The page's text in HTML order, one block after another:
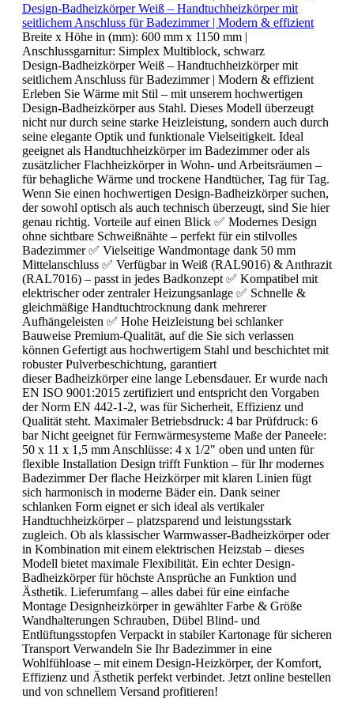
Design-Badheizkörper Weiß – Handtuchheizkörper mit
seitlichem Anschluss für Badezimmer | Modern & effizient
Breite x Höhe in (mm): 600 mm x 1150 mm |
Anschlussgarnitur: Simplex Multiblock, schwarz
Design-Badheizkörper Weiß – Handtuchheizkörper mit
seitlichem Anschluss für Badezimmer | Modern & effizient
Erleben Sie Wärme mit Stil – mit unserem hochwertigen
Design-Badheizkörper aus Stahl. Dieses Modell überzeugt
nicht nur durch seine starke Heizleistung, sondern auch durch
seine elegante Optik und funktionale Vielseitigkeit. Ideal
geeignet als Handtuchheizkörper im Badezimmer oder als
zusätzlicher Flachheizkörper in Wohn- und Arbeitsräumen –
für behagliche Wärme und trockene Handtücher, Tag für Tag.
Wenn Sie einen hochwertigen Design-Badheizkörper suchen,
der sowohl optisch als auch technisch überzeugt, sind Sie hier
genau richtig. Vorteile auf einen Blick ✅ Modernes Design
ohne sichtbare Schweißnähte – perfekt für ein stilvolles
Badezimmer ✅ Vielseitige Wandmontage dank 50 mm
Mittelanschluss ✅ Verfügbar in Weiß (RAL9016) & Anthrazit
(RAL7016) – passt in jedes Badkonzept ✅ Kompatibel mit
elektrischer oder zentraler Heizungsanlage ✅ Schnelle &
gleichmäßige Handtuchtrocknung dank mehrerer
Aufhängeleisten ✅ Hohe Heizleistung bei schlanker
Bauweise Premium-Qualität, auf die Sie sich verlassen
können Gefertigt aus hochwertigem Stahl und beschichtet mit
robuster Pulverbeschichtung, garantiert
dieser Badheizkörper eine lange Lebensdauer. Er wurde nach
EN ISO 9001:2015 zertifiziert und entspricht den Vorgaben
der Norm EN 442-1-2, was für Sicherheit, Effizienz und
Qualität steht. Maximaler Betriebsdruck: 4 bar Prüfdruck: 6
bar Nicht geeignet für Fernwärmesysteme Maße der Paneele:
50 x 11 x 1,5 mm Anschlüsse: 4 x 1/2" oben und unten für
flexible Installation Design trifft Funktion – für Ihr modernes
Badezimmer Der flache Heizkörper mit klaren Linien fügt
sich harmonisch in moderne Bäder ein. Dank seiner
schlanken Form eignet er sich ideal als vertikaler
Handtuchheizkörper – platzsparend und leistungsstark
zugleich. Ob als klassischer Warmwasser-Badheizkörper oder
in Kombination mit einem elektrischen Heizstab – dieses
Modell bietet maximale Flexibilität. Ein echter Design-
Badheizkörper für höchste Ansprüche an Funktion und
Ästhetik. Lieferumfang – alles dabei für eine einfache
Montage Designheizkörper in gewählter Farbe & Größe
Wandhalterungen Schrauben, Dübel Blind- und
Entlüftungsstopfen Verpackt in stabiler Kartonage für sicheren
Transport Verwandeln Sie Ihr Badezimmer in eine
Wohlfühloase – mit einem Design-Heizkörper, der Komfort,
Effizienz und Ästhetik perfekt verbindet. Jetzt online bestellen
und von schnellem Versand profitieren!